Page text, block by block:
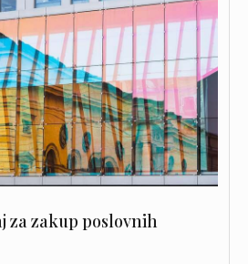
za zakup poslovnih